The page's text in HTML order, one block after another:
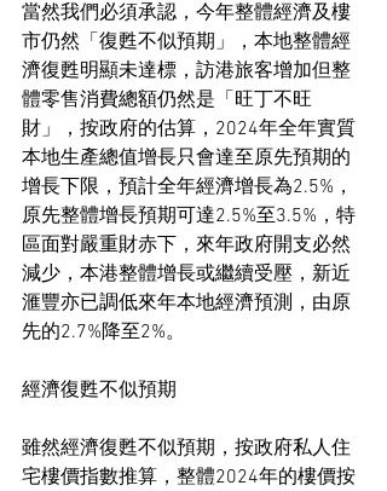
當然我們必須承認，今年整體經濟及樓
市仍然「復甦不似預期」，本地整體經
濟復甦明顯未達標，訪港旅客增加但整
體零售消費總額仍然是「旺丁不旺
財」，按政府的估算，2024年全年實質
本地生產總值增長只會達至原先預期的
增長下限，預計全年經濟增長為2.5%，
原先整體增長預期可達2.5%至3.5%，特
區面對嚴重財赤下，來年政府開支必然
減少，本港整體增長或繼續受壓，新近
滙豐亦已調低來年本地經濟預測，由原
先的2.7%降至2%。
經濟復甦不似預期
雖然經濟復甦不似預期，按政府私人住
宅樓價指數推算，整體2024年的樓價按